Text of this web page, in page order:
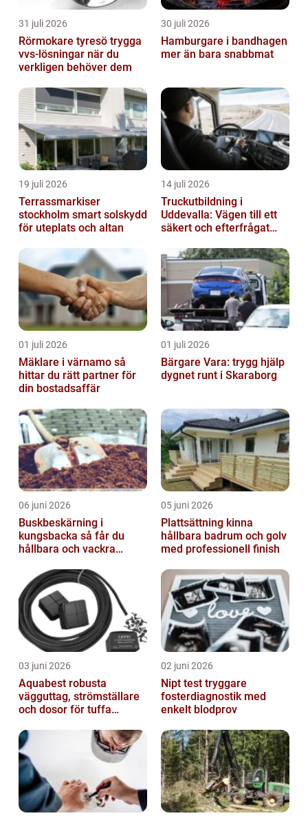
31 juli 2026
Rörmokare tyresö trygga
vvs-lösningar när du
verkligen behöver dem
30 juli 2026
Hamburgare i bandhagen
mer än bara snabbmat
19 juli 2026
Terrassmarkiser
stockholm smart solskydd
för uteplats och altan
14 juli 2026
Truckutbildning i
Uddevalla: Vägen till ett
säkert och efterfrågat
01 juli 2026
Mäklare i värnamo så
hittar du rätt partner för
din bostadsaffär
01 juli 2026
Bärgare Vara: trygg hjälp
dygnet runt i Skaraborg
06 juni 2026
Buskbeskärning i
kungsbacka så får du
hållbara och vackra
05 juni 2026
Plattsättning kinna
hållbara badrum och golv
med professionell finish
03 juni 2026
Aquabest robusta
vägguttag, strömställare
och dosor för tuffa
02 juni 2026
Nipt test tryggare
fosterdiagnostik med
enkelt blodprov